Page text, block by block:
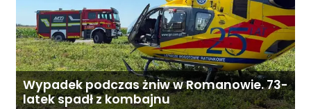
Wypadek podczas żniw w Romanowie. 73-
latek spadł z kombajnu